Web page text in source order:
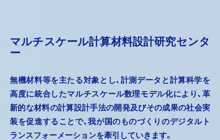
マルチスケール計算材料設計研究センタ
ー
無機材料等を主たる対象とし、計測データと計算科学を
高度に統合したマルチスケール数理モデル化により、革
新的な材料の計算設計手法の開発及びその成果の社会実
装を促進することで、我が国のものづくりのデジタルト
ランスフォーメーションを牽引していきます。